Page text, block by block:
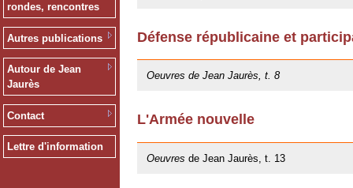
rondes, rencontres
Autres publications
Autour de Jean
Jaurès
Contact
Lettre d'information
Défense républicaine et
Oeuvres de Jean Jaurès, t. 8
L'Armée nouvelle
Oeuvres de Jean Jaurès, t. 13